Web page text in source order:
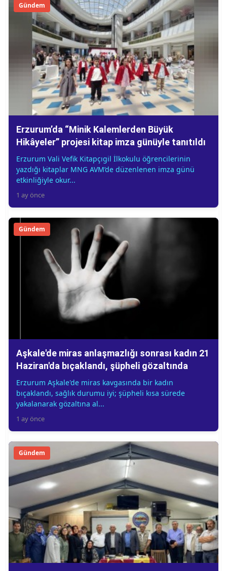
Gündem
Erzurum’da “Minik Kalemlerden Büyük
Hikâyeler” projesi kitap imza günüyle tanıtıldı
Erzurum Vali Vefik Kitapçıgil İlkokulu öğrencilerinin
yazdığı kitaplar MNG AVM’de düzenlenen imza günü
etkinliğiyle okur...
1 ay önce
Gündem
Aşkale'de miras anlaşmazlığı sonrası kadın 21
Haziran'da bıçaklandı, şüpheli gözaltında
Erzurum Aşkale'de miras kavgasında bir kadın
bıçaklandı, sağlık durumu iyi; şüpheli kısa sürede
yakalanarak gözaltına al...
1 ay önce
Gündem